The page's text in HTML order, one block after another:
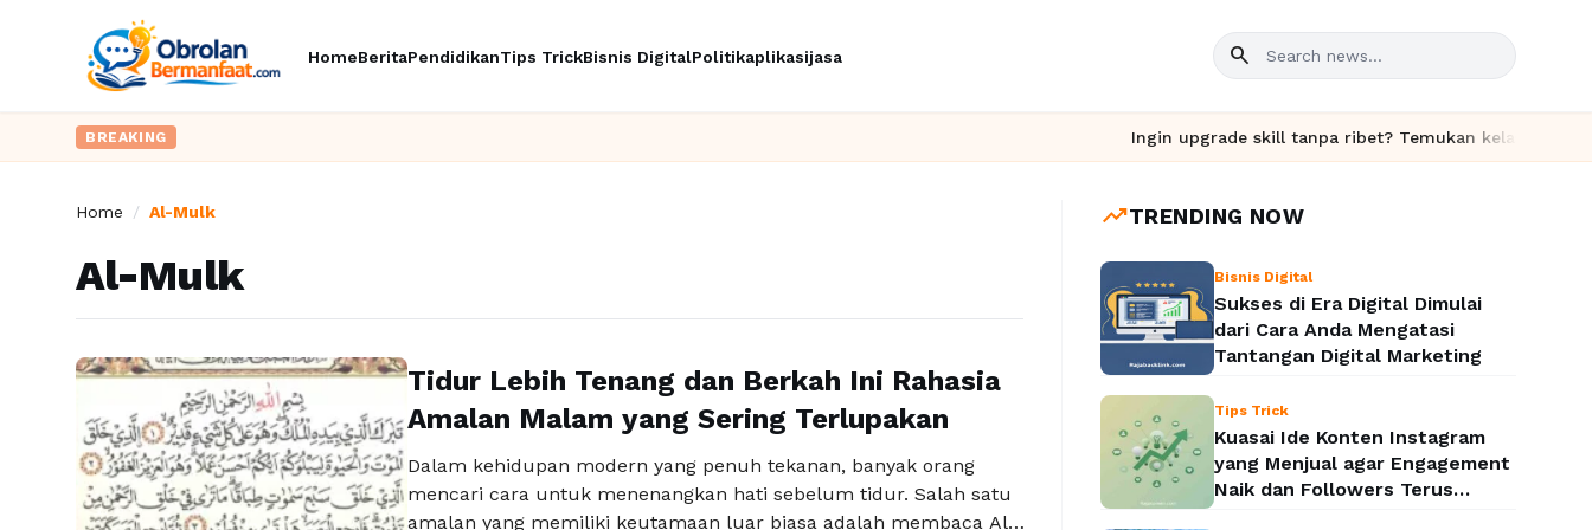
HomeBeritaPendidikanTips TrickBisnis DigitalPolitikaplikasijasa search
BREAKING Ingin upgrade skill tanpa ribet? Temukan kelas seru dan
Home / Al-Mulk
Al-Mulk
Tidur Lebih Tenang dan Berkah Ini Rahasia
Amalan Malam yang Sering Terlupakan
Dalam kehidupan modern yang penuh tekanan, banyak orang
mencari cara untuk menenangkan hati sebelum tidur. Salah satu
amalan yang memiliki keutamaan luar biasa adalah membaca Al-
trending_upTRENDING NOW
Bisnis Digital
Sukses di Era Digital Dimulai
dari Cara Anda Mengatasi
Tantangan Digital Marketing
Tips Trick
Kuasai Ide Konten Instagram
yang Menjual agar Engagement
Naik dan Followers Terus